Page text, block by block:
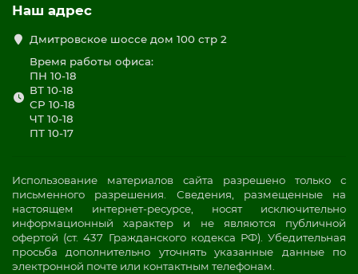
Наш адрес
Дмитровское шоссе дом 100 стр 2
Время работы офиса:
ПН 10-18
ВТ 10-18
СР 10-18
ЧТ 10-18
ПТ 10-17
Использование материалов сайта разрешено только с
письменного разрешения. Сведения, размещенные на
настоящем интернет-ресурсе, носят исключительно
информационный характер и не являются публичной
офертой (ст. 437 Гражданского кодекса РФ). Убедительная
просьба дополнительно уточнять указанные данные по
электронной почте или контактным телефонам.